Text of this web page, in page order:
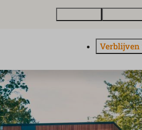
Verblijven